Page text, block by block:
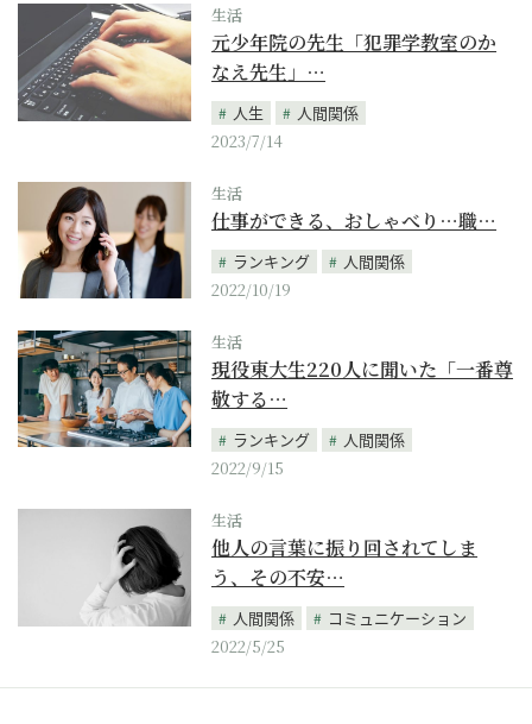
生活
元少年院の先生「犯罪学教室のか
なえ先生」…
人生
人間関係
2023/7/14
生活
仕事ができる、おしゃべり…職…
ランキング
人間関係
2022/10/19
生活
現役東大生220人に聞いた「一番尊
敬する…
ランキング
人間関係
2022/9/15
生活
他人の言葉に振り回されてしま
う、その不安…
人間関係
コミュニケーション
2022/5/25